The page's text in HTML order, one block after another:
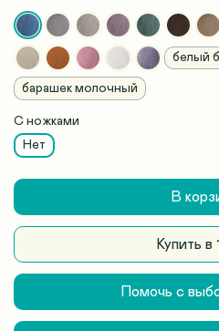
белый
барашек молочный
С ножками
Нет
В
Купить в
Помочь с